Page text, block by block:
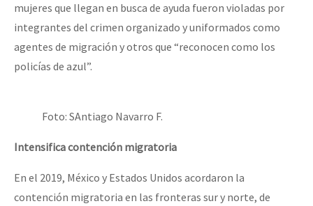
mujeres que llegan en busca de ayuda fueron violadas por
integrantes del crimen organizado y uniformados como
agentes de migración y otros que “reconocen como los
policías de azul”.
Foto: SAntiago Navarro F.
Intensifica contención migratoria
En el 2019, México y Estados Unidos acordaron la
contención migratoria en las fronteras sur y norte, de